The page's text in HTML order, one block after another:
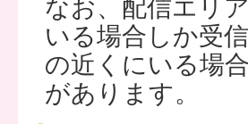
なお、配信エリ
いる場合しか受
の近くにいる場
があります。